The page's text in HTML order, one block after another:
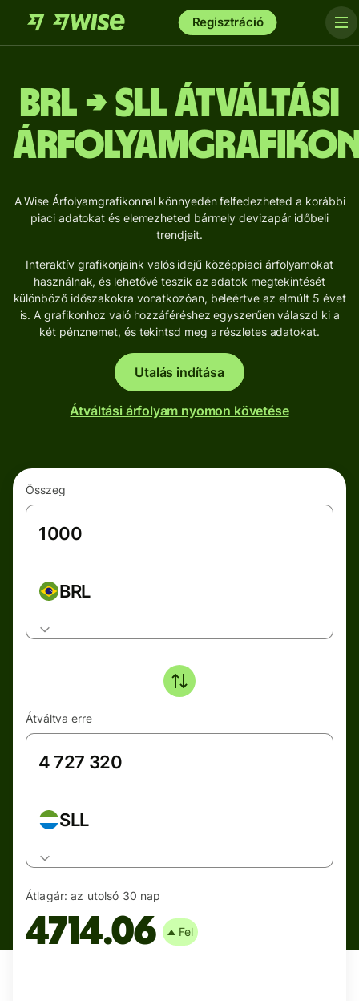
Regisztráció
BRL → SLL Átváltási
A Wise Árfolyamgrafikonnal könnyedén felfedezheted a korábbi
piaci adatokat és elemezheted bármely devizapár időbeli
trendjeit.
Interaktív grafikonjaink valós idejű középpiaci árfolyamokat
használnak, és lehetővé teszik az adatok megtekintését
különböző időszakokra vonatkozóan, beleértve az elmúlt 5 évet
is. A grafikonhoz való hozzáféréshez egyszerűen válaszd ki a
két pénznemet, és tekintsd meg a részletes adatokat.
Utalás indítása
Átváltási árfolyam nyomon követése
Összeg
BRL
Átváltva erre
SLL
Átlagár: az utolsó 30 nap
4714.06 Fel